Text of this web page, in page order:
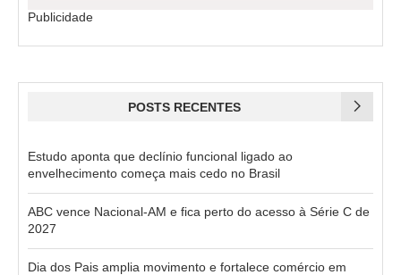
Publicidade
POSTS RECENTES
Estudo aponta que declínio funcional ligado ao
envelhecimento começa mais cedo no Brasil
ABC vence Nacional-AM e fica perto do acesso à Série C de
2027
Dia dos Pais amplia movimento e fortalece comércio em